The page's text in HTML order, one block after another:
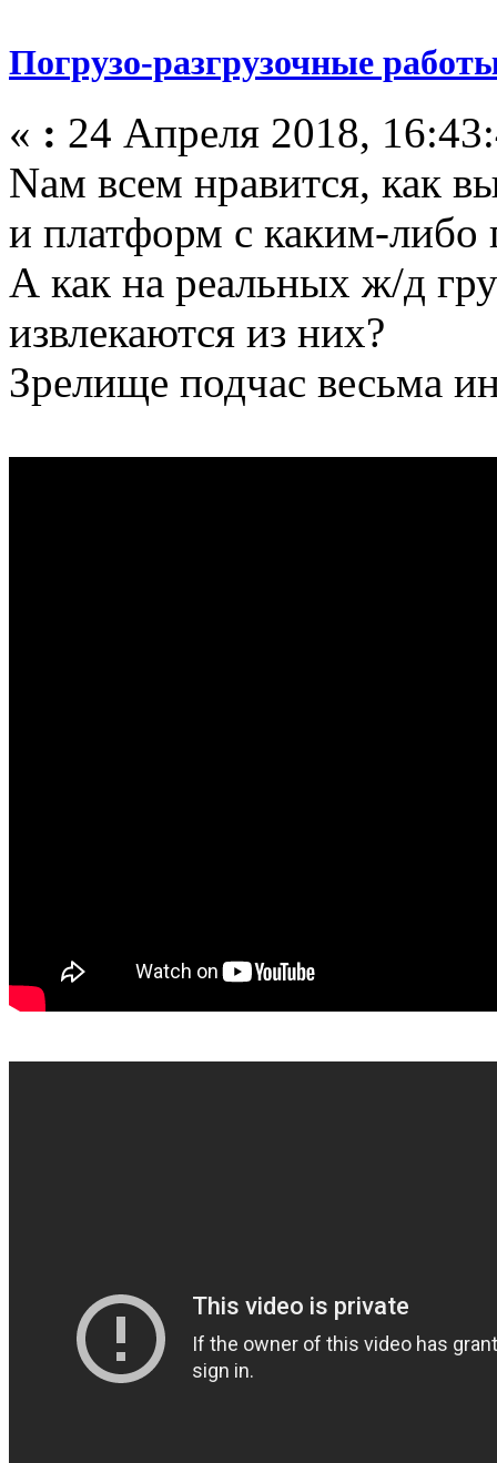
Погрузо-разгрузочные
« : 24 Апреля 2018,
Nам всем нравится, как
и платформ с каким-либо
А как на реальных ж/д
извлекаются из них?
Зрелище подчас весьма